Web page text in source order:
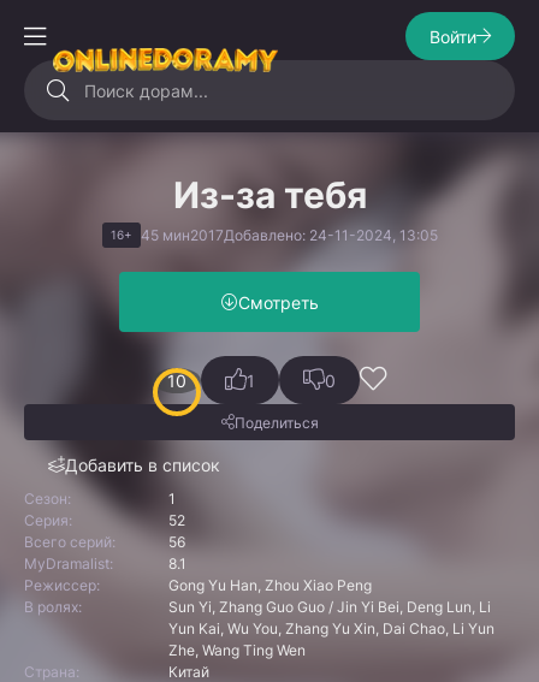
Войти
Из-за тебя
16+ 45 мин2017Добавлено: 24-11-2024, 13:05
Смотреть
10
Добавить в список
1 0
Поделиться
Сезон:
1
Серия:
52
Всего серий:
56
MyDramalist:
8.1
Режиссер:
Gong Yu Han, Zhou Xiao Peng
В ролях:
Sun Yi, Zhang Guo Guo / Jin Yi Bei, Deng Lun, Li
Yun Kai, Wu You, Zhang Yu Xin, Dai Chao, Li Yun
Zhe, Wang Ting Wen
Страна:
Китай